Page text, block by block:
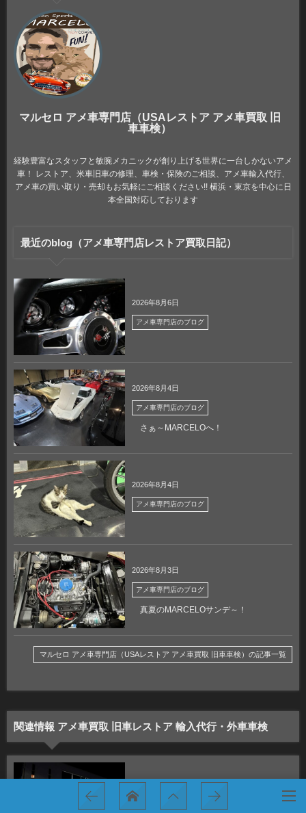
マルセロ アメ車専門店（USAレストア アメ車買取 旧
車車検）
経験豊富なスタッフと敏腕メカニックが創り上げる世界に一台しかないアメ
車！ レストア、米車旧車の修理、車検・保険のご相談、アメ車輸入代行、
アメ車の買い取り・売却もお気軽にご相談ください!! 横浜・東京を中心に日
本全国対応しております
最近のblog（アメ車専門店レストア買取日記）
2026年8月6日
アメ車専門店のブログ
2026年8月4日
アメ車専門店のブログ
さぁ～MARCELOへ！
2026年8月4日
アメ車専門店のブログ
2026年8月3日
アメ車専門店のブログ
真夏のMARCELOサンデ～！
マルセロ アメ車専門店（USAレストア アメ車買取 旧車車検）の記事一覧
関連情報 アメ車買取 旧車レストア 輸入代行・外車車検
アメ車専門店のブログ